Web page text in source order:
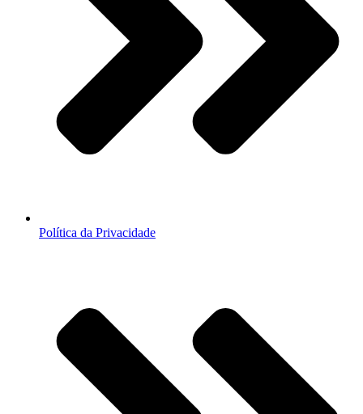
Política da Privacidade